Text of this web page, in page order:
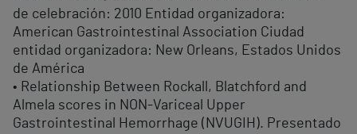
de celebración: 2010 Entidad organizadora:
American Gastrointestinal Association Ciudad
entidad organizadora: New Orleans, Estados Unidos
de América
• Relationship Between Rockall, Blatchford and
Almela scores in NON-Variceal Upper
Gastrointestinal Hemorrhage (NVUGIH). Presentado